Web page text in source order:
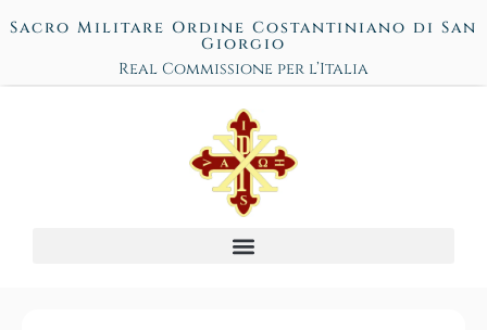
Sacro Militare Ordine Costantiniano di San
Giorgio
Real Commissione per l’Italia